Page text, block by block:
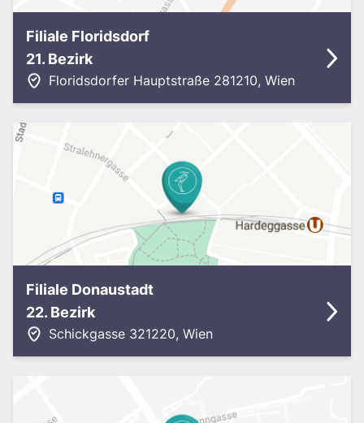
Filiale Floridsdorf
21. Bezirk
Floridsdorfer Hauptstraße 281210, Wien
Filiale Donaustadt
22. Bezirk
Schickgasse 321220, Wien